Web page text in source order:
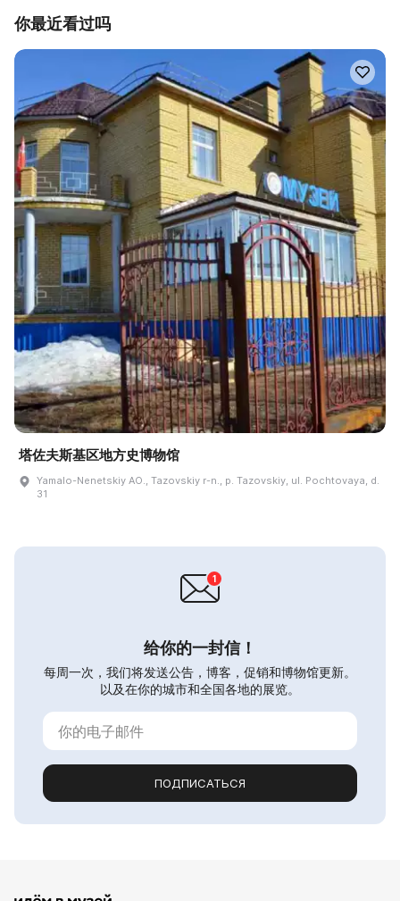
你最近看过吗
塔佐夫斯基区地方史博物馆
Yamalo-Nenetskiy AO., Tazovskiy r-n., p. Tazovskiy, ul. Pochtovaya, d.
31
给你的一封信！
每周一次，我们将发送公告，博客，促销和博物馆更新。
以及在你的城市和全国各地的展览。
ПОДПИСАТЬСЯ